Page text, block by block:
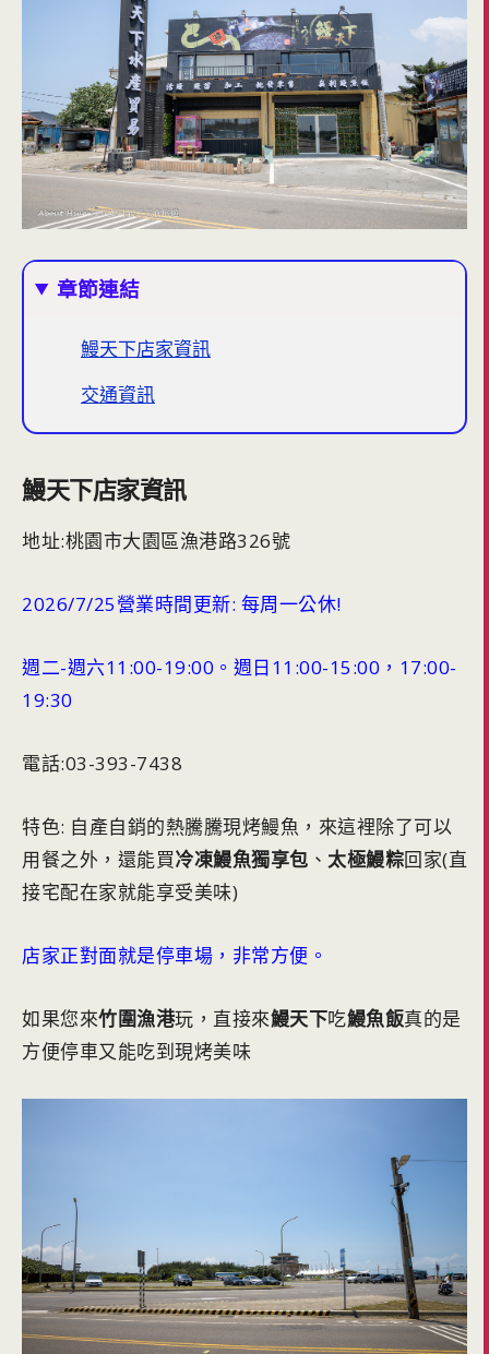
章節連結
鰻天下店家資訊
交通資訊
鰻天下店家資訊
地址:桃園市大園區漁港路326號
2026/7/25營業時間更新: 每周一公休!
週二-週六11:00-19:00。週日11:00-15:00，17:00-
19:30
電話:03-393-7438
特色: 自產自銷的熱騰騰現烤鰻魚，來這裡除了可以
用餐之外，還能買冷凍鰻魚獨享包 、 太極鰻粽回家(直
接宅配在家就能享受美味)
店家正對面就是停車場，非常方便。
如果您來竹圍漁港玩，直接來鰻天下吃鰻魚飯真的是
方便停車又能吃到現烤美味